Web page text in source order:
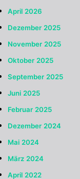
April 2026
Dezember 2025
November 2025
Oktober 2025
September 2025
Juni 2025
Februar 2025
Dezember 2024
Mai 2024
März 2024
April 2022